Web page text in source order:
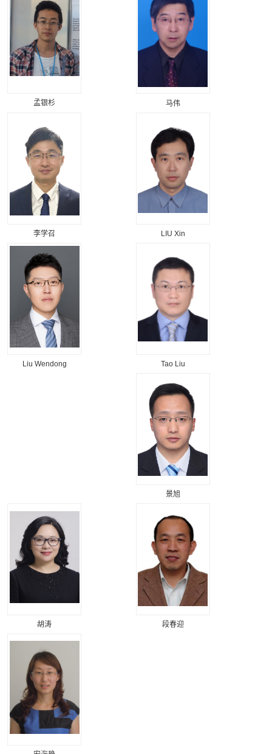
孟银杉 马伟
李学召 LIU Xin
Liu Wendong Tao Liu
景旭
胡涛 段春迎